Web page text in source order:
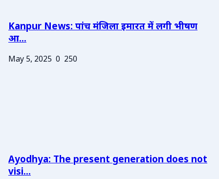
Kanpur News: पांच मंजिला इमारत में लगी भीषण
आ...
May 5, 2025 0 250
Ayodhya: The present generation does not
visi...